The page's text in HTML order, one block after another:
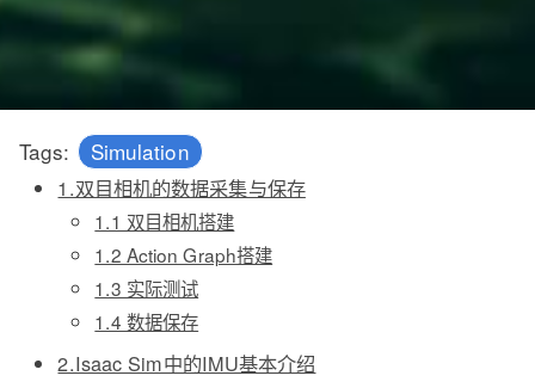
Tags: Simulation
1.双目相机的数据采集与保存
1.1 双目相机搭建
1.2 Action Graph搭建
1.3 实际测试
1.4 数据保存
2.Isaac Sim中的IMU基本介绍